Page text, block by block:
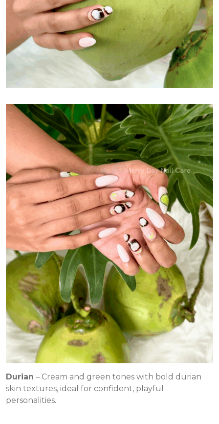
Durian – Cream and green tones with bold durian
skin textures, ideal for confident, playful
personalities.